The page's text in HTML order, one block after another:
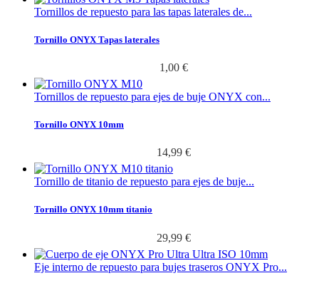
Tornillos de repuesto para las tapas laterales de...
Tornillo ONYX Tapas laterales
1,00 €
Tornillos de repuesto para ejes de buje ONYX con...
Tornillo ONYX 10mm
14,99 €
Tornillo de titanio de repuesto para ejes de buje...
Tornillo ONYX 10mm titanio
29,99 €
Eje interno de repuesto para bujes traseros ONYX Pro...